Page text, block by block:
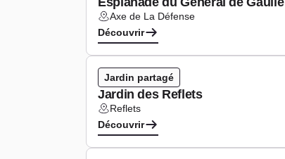
Lieu :Axe de La Défense
Découvrir
Jardin partagé
Jardin des Reflets
Lieu :Reflets
Découvrir